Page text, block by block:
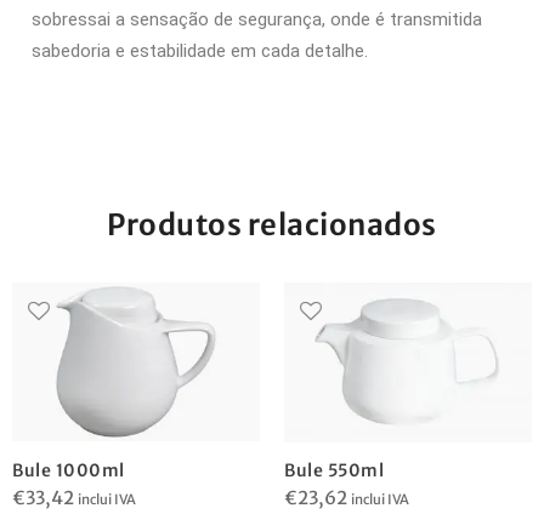
sobressai a sensação de segurança, onde é transmitida
sabedoria e estabilidade em cada detalhe.
Produtos relacionados
Bule 1000ml
€33,42 inclui IVA
Bule 550ml
€23,62 inclui IVA